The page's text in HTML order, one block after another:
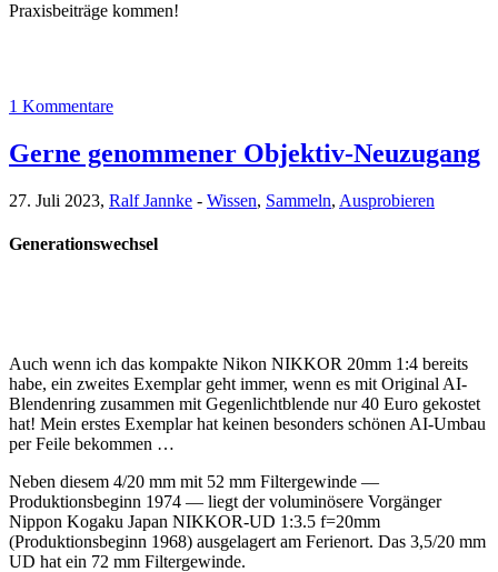
Praxisbeiträge kommen!
1 Kommentare
Gerne genommener Objektiv-Neuzugang
27. Juli 2023, Ralf Jannke - Wissen, Sammeln, Ausprobieren
Generationswechsel
Auch wenn ich das kompakte Nikon NIKKOR 20mm 1:4 bereits
habe, ein zweites Exemplar geht immer, wenn es mit Original AI-
Blendenring zusammen mit Gegenlichtblende nur 40 Euro gekostet
hat! Mein erstes Exemplar hat keinen besonders schönen AI-Umbau
per Feile bekommen …
Neben diesem 4/20 mm mit 52 mm Filtergewinde —
Produktionsbeginn 1974 — liegt der voluminösere Vorgänger
Nippon Kogaku Japan NIKKOR-UD 1:3.5 f=20mm
(Produktionsbeginn 1968) ausgelagert am Ferienort. Das 3,5/20 mm
UD hat ein 72 mm Filtergewinde.